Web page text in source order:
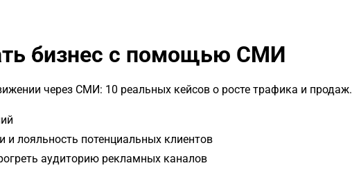
бизнес с помощью СМИ
через СМИ: 10 реальных кейсов о росте трафика и продаж.
лояльность потенциальных клиентов
аудиторию рекламных каналов